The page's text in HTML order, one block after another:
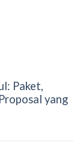
Paket,
yang